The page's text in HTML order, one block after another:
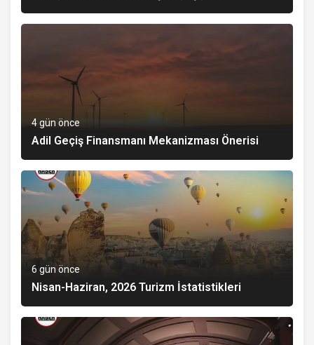
4 gün önce
Adil Geçiş Finansmanı Mekanizması Önerisi
6 gün önce
Nisan-Haziran, 2026 Turizm İstatistikleri